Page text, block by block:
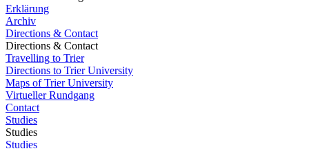
Erklärung
Archiv
Directions & Contact
Directions & Contact
Travelling to Trier
Directions to Trier University
Maps of Trier University
Virtueller Rundgang
Contact
Studies
Studies
Studies